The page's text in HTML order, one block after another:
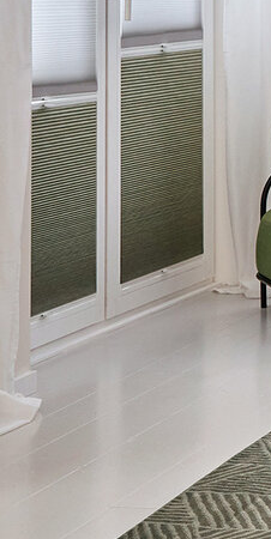
+43 7272 5661 - 520
Vegye fel velünk a kapcsolatot
LEHA GmbH
Aumühle 38
4075 Breitenaich
Ausztria
+43 72725661 – 0
info@leha.hu
Üzletkereső
Kapcsolat
Whistleblower
Adatvédelmi nyilatkozat
Impresszum